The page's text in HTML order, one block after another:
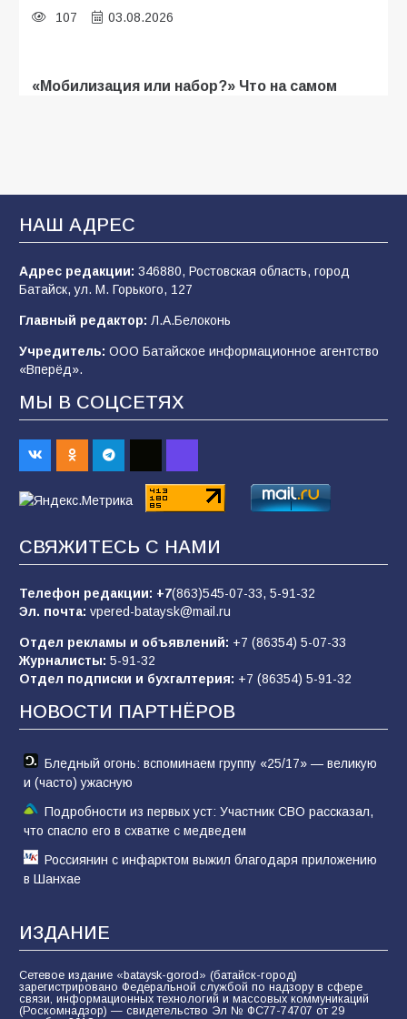
107 03.08.2026
«Мобилизация или набор?» Что на самом
Будет ли мобилизация в России в 2026 году
после выборов: в Госдуме дали ответ
В Батайске продолжаются дорожные работы
103 04.08.2026
В детском саду № 35 дети освоили
строительные профессии в ходе
спортивного праздника
07.08.2026
«Слухами Москву не возьмёшь»: почему
заявления Киева о мобилизации — это
отчаяние, а не разведка
83 02.08.2026
Командовал боем до последнего: герой
60 05.08.2026
НАШ АДРЕС
Адрес редакции: 346880, Ростовская область, город
Батайск, ул. М. Горького, 127
Главный редактор: Л.А.Белоконь
Учредитель: ООО Батайское информационное агентство
«Вперёд».
МЫ В СОЦСЕТЯХ
СВЯЖИТЕСЬ С НАМИ
Телефон редакции: +7(863)545-07-33, 5-91-32
Эл. почта: vpered-bataysk@mail.ru
Отдел рекламы и объявлений: +7 (86354) 5-07-33
Журналисты: 5-91-32
Отдел подписки и бухгалтерия: +7 (86354) 5-91-32
НОВОСТИ ПАРТНЁРОВ
Бледный огонь: вспоминаем группу «25/17» — великую
и (часто) ужасную
Подробности из первых уст: Участник СВО рассказал,
что спасло его в схватке с медведем
Россиянин с инфарктом выжил благодаря приложению
в Шанхае
ИЗДАНИЕ
Сетевое издание «bataysk-gorod» (батайск-город)
зарегистрировано Федеральной службой по надзору в сфере
связи, информационных технологий и массовых коммуникаций
(Роскомнадзор) — свидетельство Эл № ФС77-74707 от 29